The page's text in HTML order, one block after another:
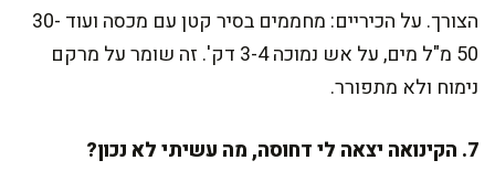
הצורך. על הכיריים: מחממים בסיר קטן עם מכסה ועוד 30-
50 מ"ל מים, על אש נמוכה 3-4 דק'. זה שומר על מרקם
נימוח ולא מתפורר.
7. הקינואה יצאה לי דחוסה, מה עשיתי לא נכון?